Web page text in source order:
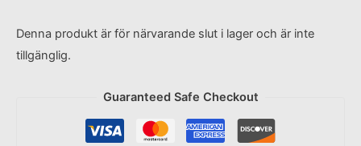
Denna produkt är för närvarande slut i lager och är inte
tillgänglig.
Guaranteed Safe Checkout